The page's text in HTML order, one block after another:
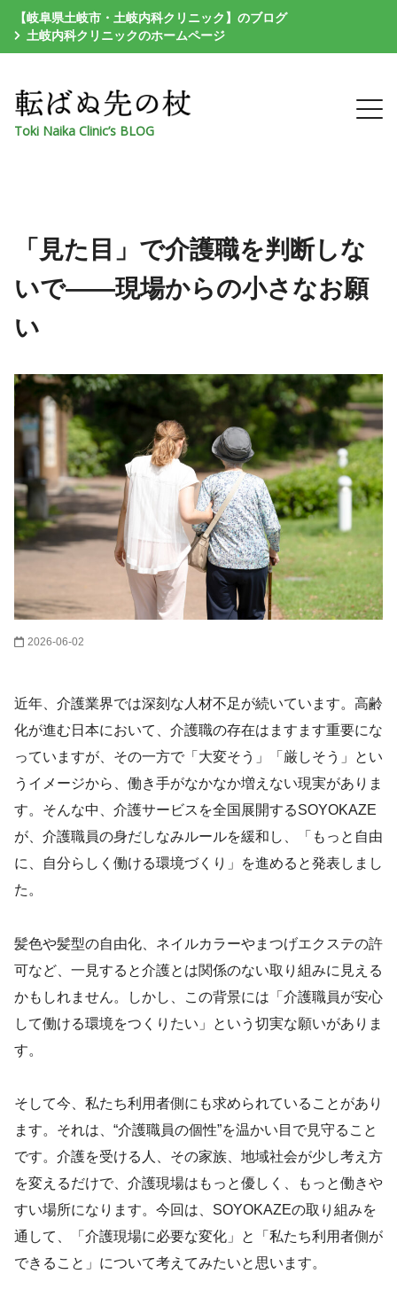
【岐阜県土岐市・土岐内科クリニック】のブログ
土岐内科クリニックのホームページ
Toki Naika Clinic’s BLOG
「見た目」で介護職を判断しな
いで――現場からの小さなお願
い
2026-06-02
近年、介護業界では深刻な人材不足が続いています。高齢
化が進む日本において、介護職の存在はますます重要にな
っていますが、その一方で「大変そう」「厳しそう」とい
うイメージから、働き手がなかなか増えない現実がありま
す。そんな中、介護サービスを全国展開するSOYOKAZE
が、介護職員の身だしなみルールを緩和し、「もっと自由
に、自分らしく働ける環境づくり」を進めると発表しまし
た。
髪色や髪型の自由化、ネイルカラーやまつげエクステの許
可など、一見すると介護とは関係のない取り組みに見える
かもしれません。しかし、この背景には「介護職員が安心
して働ける環境をつくりたい」という切実な願いがありま
す。
そして今、私たち利用者側にも求められていることがあり
ます。それは、“介護職員の個性”を温かい目で見守ること
です。介護を受ける人、その家族、地域社会が少し考え方
を変えるだけで、介護現場はもっと優しく、もっと働きや
すい場所になります。今回は、SOYOKAZEの取り組みを
通して、「介護現場に必要な変化」と「私たち利用者側が
できること」について考えてみたいと思います。